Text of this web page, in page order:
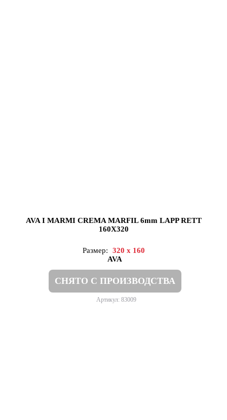
AVA I MARMI CREMA MARFIL 6mm LAPP RETT
160X320
Размер:
320 x 160
AVA
СНЯТО С ПРОИЗВОДСТВА
Артикул: 83009